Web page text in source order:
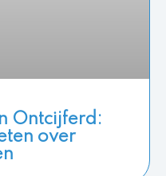
Ontcijferd:
over